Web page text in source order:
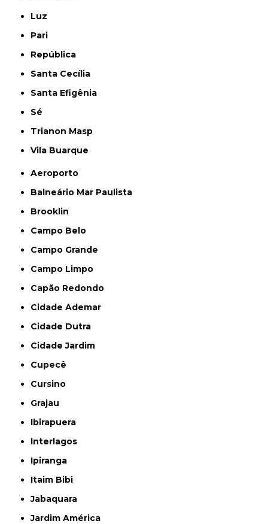
Luz
Pari
República
Santa Cecília
Santa Efigênia
Sé
Trianon Masp
Vila Buarque
Aeroporto
Balneário Mar Paulista
Brooklin
Campo Belo
Campo Grande
Campo Limpo
Capão Redondo
Cidade Ademar
Cidade Dutra
Cidade Jardim
Cupecê
Cursino
Grajau
Ibirapuera
Interlagos
Ipiranga
Itaim Bibi
Jabaquara
Jardim América